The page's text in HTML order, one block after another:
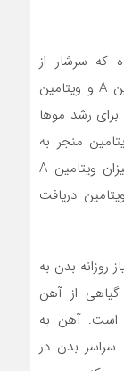
که سرشار از
موادمغذی مفیدی مانند فولات، آهن، ویتامین A و ویتامین
C برای کمک به رشد مو‌ها است. ویتامین A برای رشد مو‌ها
منجر به
ریزش مو خواهد شد؛ بنابراین بهتر است میزان ویتامین A
دریافت
۲۰ درصد از نیاز روزانه بدن به
از آهن
است. آهن به
بدن در